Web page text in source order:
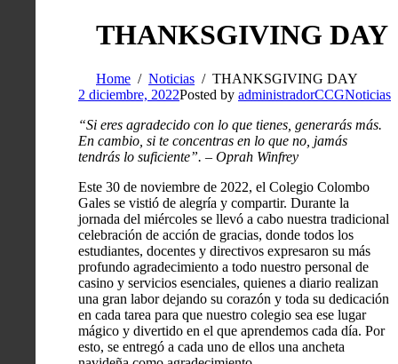
THANKSGIVING DAY
Home Noticias
THANKSGIVING DAY
2 diciembre, 2022Posted by administradorCCGNoticias
“Si eres agradecido con lo que tienes, generarás más.
En cambio, si te concentras en lo que no, jamás
tendrás lo suficiente”. – Oprah Winfrey
Este 30 de noviembre de 2022, el Colegio Colombo
Gales se vistió de alegría y compartir. Durante la
jornada del miércoles se llevó a cabo nuestra tradicional
celebración de acción de gracias, donde todos los
estudiantes, docentes y directivos expresaron su más
profundo agradecimiento a todo nuestro personal de
casino y servicios esenciales, quienes a diario realizan
una gran labor dejando su corazón y toda su dedicación
en cada tarea para que nuestro colegio sea ese lugar
mágico y divertido en el que aprendemos cada día. Por
esto, se entregó a cada uno de ellos una ancheta